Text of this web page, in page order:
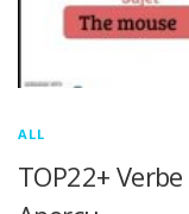
ALL
TOP22+